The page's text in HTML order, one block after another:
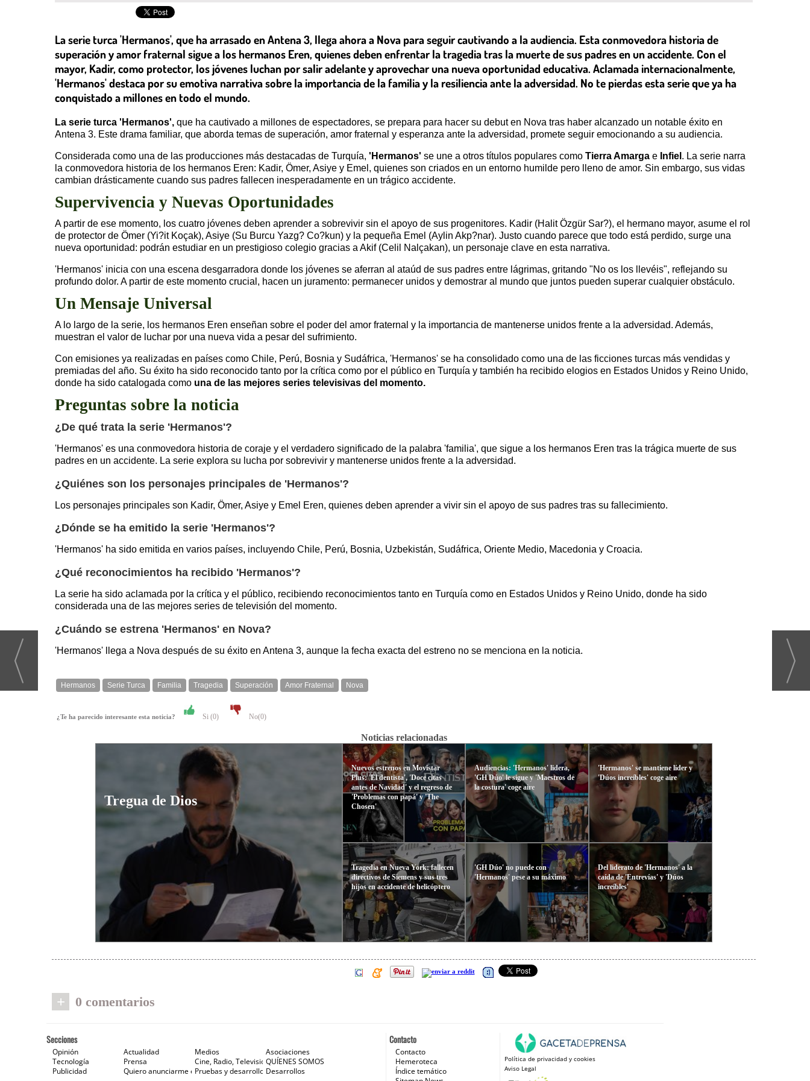
La serie turca 'Hermanos', que ha arrasado en Antena 3, llega ahora a Nova para seguir cautivando a la audiencia. Esta conmovedora historia de
superación y amor fraternal sigue a los hermanos Eren, quienes deben enfrentar la tragedia tras la muerte de sus padres en un accidente. Con el
mayor, Kadir, como protector, los jóvenes luchan por salir adelante y aprovechar una nueva oportunidad educativa. Aclamada internacionalmente,
'Hermanos' destaca por su emotiva narrativa sobre la importancia de la familia y la resiliencia ante la adversidad. No te pierdas esta serie que ya ha
conquistado a millones en todo el mundo.
La serie turca 'Hermanos', que ha cautivado a millones de espectadores, se prepara para hacer su debut en Nova tras haber alcanzado un notable éxito en
Antena 3. Este drama familiar, que aborda temas de superación, amor fraternal y esperanza ante la adversidad, promete seguir emocionando a su audiencia.
Considerada como una de las producciones más destacadas de Turquía, 'Hermanos' se une a otros títulos populares como Tierra Amarga e Infiel . La serie narra
la conmovedora historia de los hermanos Eren: Kadir, Ömer, Asiye y Emel, quienes son criados en un entorno humilde pero lleno de amor. Sin embargo, sus vidas
cambian drásticamente cuando sus padres fallecen inesperadamente en un trágico accidente.
Supervivencia y Nuevas Oportunidades
A partir de ese momento, los cuatro jóvenes deben aprender a sobrevivir sin el apoyo de sus progenitores. Kadir (Halit Özgür Sar?), el hermano mayor, asume el rol
de protector de Ömer (Yi?it Koçak), Asiye (Su Burcu Yazg? Co?kun) y la pequeña Emel (Aylin Akp?nar). Justo cuando parece que todo está perdido, surge una
nueva oportunidad: podrán estudiar en un prestigioso colegio gracias a Akif (Celil Nalçakan), un personaje clave en esta narrativa.
'Hermanos' inicia con una escena desgarradora donde los jóvenes se aferran al ataúd de sus padres entre lágrimas, gritando "No os los llevéis", reflejando su
profundo dolor. A partir de este momento crucial, hacen un juramento: permanecer unidos y demostrar al mundo que juntos pueden superar cualquier obstáculo.
Un Mensaje Universal
A lo largo de la serie, los hermanos Eren enseñan sobre el poder del amor fraternal y la importancia de mantenerse unidos frente a la adversidad. Además,
muestran el valor de luchar por una nueva vida a pesar del sufrimiento.
Con emisiones ya realizadas en países como Chile, Perú, Bosnia y Sudáfrica, 'Hermanos' se ha consolidado como una de las ficciones turcas más vendidas y
premiadas del año. Su éxito ha sido reconocido tanto por la crítica como por el público en Turquía y también ha recibido elogios en Estados Unidos y Reino Unido,
donde ha sido catalogada como una de las mejores series televisivas del momento.
Preguntas sobre la noticia
¿De qué trata la serie 'Hermanos'?
'Hermanos' es una conmovedora historia de coraje y el verdadero significado de la palabra 'familia', que sigue a los hermanos Eren tras la trágica muerte de sus
padres en un accidente. La serie explora su lucha por sobrevivir y mantenerse unidos frente a la adversidad.
¿Quiénes son los personajes principales de 'Hermanos'?
Los personajes principales son Kadir, Ömer, Asiye y Emel Eren, quienes deben aprender a vivir sin el apoyo de sus padres tras su fallecimiento.
¿Dónde se ha emitido la serie 'Hermanos'?
'Hermanos' ha sido emitida en varios países, incluyendo Chile, Perú, Bosnia, Uzbekistán, Sudáfrica, Oriente Medio, Macedonia y Croacia.
¿Qué reconocimientos ha recibido 'Hermanos'?
La serie ha sido aclamada por la crítica y el público, recibiendo reconocimientos tanto en Turquía como en Estados Unidos y Reino Unido, donde ha sido
considerada una de las mejores series de televisión del momento.
¿Cuándo se estrena 'Hermanos' en Nova?
'Hermanos' llega a Nova después de su éxito en Antena 3, aunque la fecha exacta del estreno no se menciona en la noticia.
Hermanos Serie Turca Familia Tragedia Superación Amor Fraternal Nova
¿Te ha parecido interesante esta noticia? Si (0) No(0)
Noticias relacionadas
Tregua de Dios
Nuevos estrenos en Movistar
Plus: 'El dentista', 'Doce citas
antes de Navidad' y el regreso de
'Problemas con papá' y 'The
Chosen'
Tragedia en Nueva York: fallecen
directivos de Siemens y sus tres
hijos en accidente de helicóptero
Audiencias: 'Hermanos' lidera,
'GH Dúo' le sigue y 'Maestros de
la costura' coge aire
'GH Dúo' no puede con
'Hermanos' pese a su máximo
'Hermanos' se mantiene líder y
'Dúos increíbles' coge aire
Del liderato de 'Hermanos' a la
caída de 'Entrevías' y 'Dúos
increíbles'
+ 0 comentarios
Contacto
Contacto
Hemeroteca
Índice temático
Política de privacidad y cookies
Aviso Legal
Secciones
Opinión Actualidad Medios
Asociaciones
Tecnología
Prensa Cine, Radio, Televisión e Internet
QUÍENES SOMOS
Publicidad
Quiero anunciarme en Gaceta de Prensa
Pruebas y desarrollosDesarrollos